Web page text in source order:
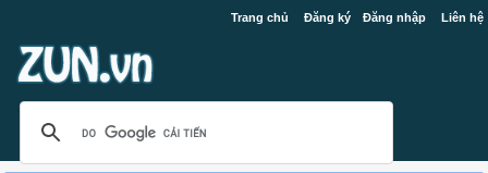
Trang chủ Đăng ký Đăng nhập Liên hệ